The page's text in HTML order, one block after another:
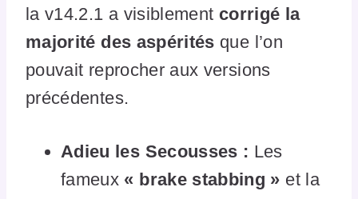
la v14.2.1 a visiblement corrigé la
majorité des aspérités que l’on
pouvait reprocher aux versions
précédentes.
Adieu les Secousses : Les
fameux « brake stabbing » et la